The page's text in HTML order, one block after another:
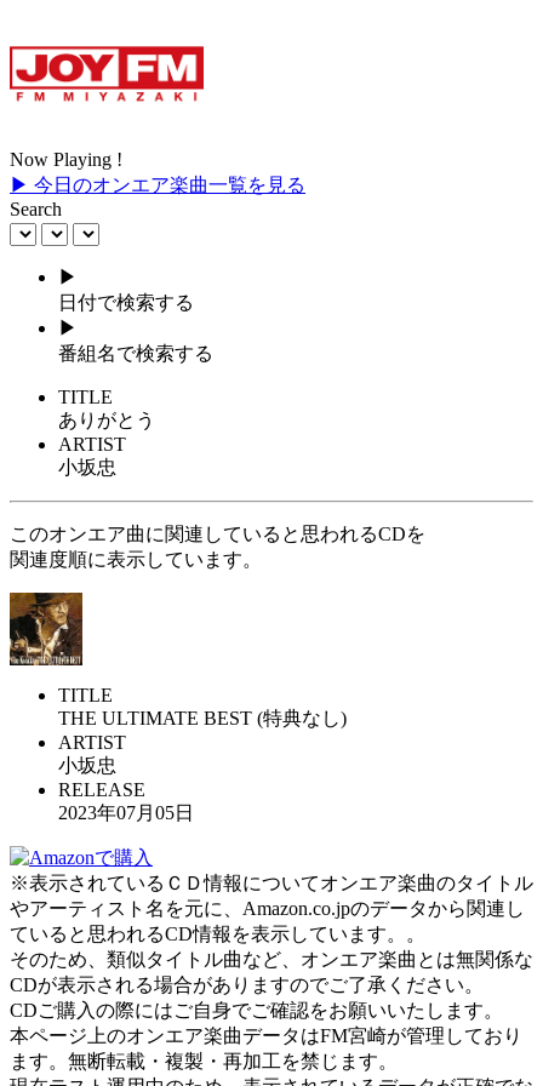
Now Playing !
▶ 今日のオンエア楽曲一覧を見る
Search
▶
日付で検索する
▶
番組名で検索する
TITLE
ありがとう
ARTIST
小坂忠
このオンエア曲に関連していると思われるCDを
関連度順に表示しています。
TITLE
THE ULTIMATE BEST (特典なし)
ARTIST
小坂忠
RELEASE
2023年07月05日
※表示されているＣＤ情報についてオンエア楽曲のタイトル
やアーティスト名を元に、Amazon.co.jpのデータから関連し
ていると思われるCD情報を表示しています。。
そのため、類似タイトル曲など、オンエア楽曲とは無関係な
CDが表示される場合がありますのでご了承ください。
CDご購入の際にはご自身でご確認をお願いいたします。
本ページ上のオンエア楽曲データはFM宮崎が管理しており
ます。無断転載・複製・再加工を禁じます。